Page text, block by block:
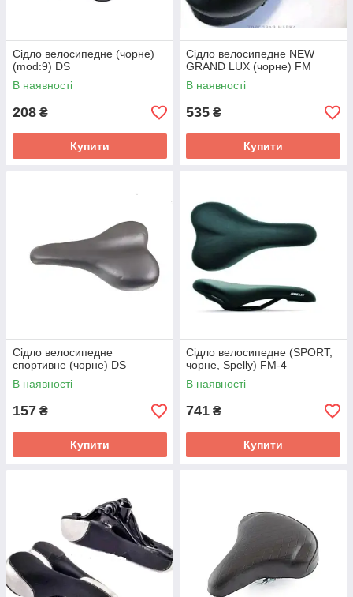
Сідло велосипедне (чорне)
(mod:9) DS
В наявності
208 ₴
Купити
Сідло велосипедне NEW
GRAND LUX (чорне) FM
В наявності
535 ₴
Купити
Сідло велосипедне
спортивне (чорне) DS
В наявності
157 ₴
Купити
Сідло велосипедне (SPORT,
чорне, Spelly) FM-4
В наявності
741 ₴
Купити